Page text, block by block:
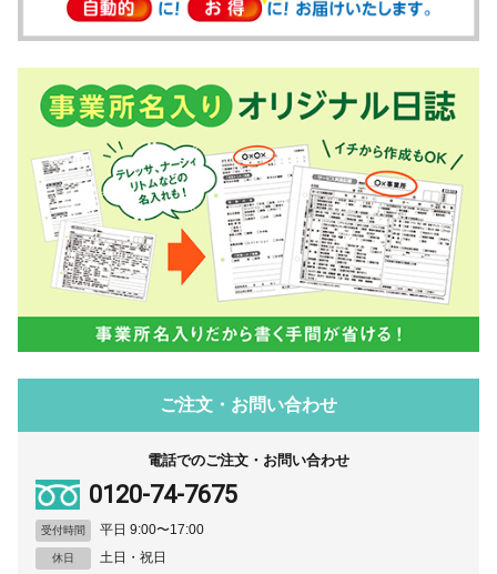
ご注文・お問い合わせ
電話でのご注文・お問い合わせ
0120-74-7675
受付時間 平日 9:00〜17:00
休日 土日・祝日